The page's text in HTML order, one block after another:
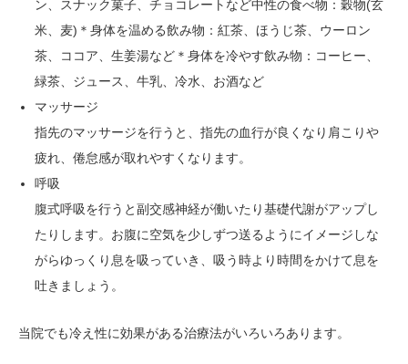
ン、スナック菓子、チョコレートなど中性の食べ物：穀物(玄
米、麦)＊身体を温める飲み物：紅茶、ほうじ茶、ウーロン
茶、ココア、生姜湯など＊身体を冷やす飲み物：コーヒー、
緑茶、ジュース、牛乳、冷水、お酒など
マッサージ
指先のマッサージを行うと、指先の血行が良くなり肩こりや
疲れ、倦怠感が取れやすくなります。
呼吸
腹式呼吸を行うと副交感神経が働いたり基礎代謝がアップし
たりします。お腹に空気を少しずつ送るようにイメージしな
がらゆっくり息を吸っていき、吸う時より時間をかけて息を
吐きましょう。
当院でも冷え性に効果がある治療法がいろいろあります。